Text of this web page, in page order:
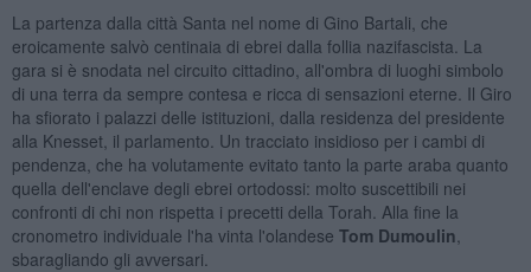
La partenza dalla città Santa nel nome di Gino Bartali, che
eroicamente salvò centinaia di ebrei dalla follia nazifascista. La
gara si è snodata nel circuito cittadino, all'ombra di luoghi simbolo
di una terra da sempre contesa e ricca di sensazioni eterne. Il Giro
ha sfiorato i palazzi delle istituzioni, dalla residenza del presidente
alla Knesset, il parlamento. Un tracciato insidioso per i cambi di
pendenza, che ha volutamente evitato tanto la parte araba quanto
quella dell'enclave degli ebrei ortodossi: molto suscettibili nei
confronti di chi non rispetta i precetti della Torah. Alla fine la
cronometro individuale l'ha vinta l'olandese Tom Dumoulin
sbaragliando gli avversari.